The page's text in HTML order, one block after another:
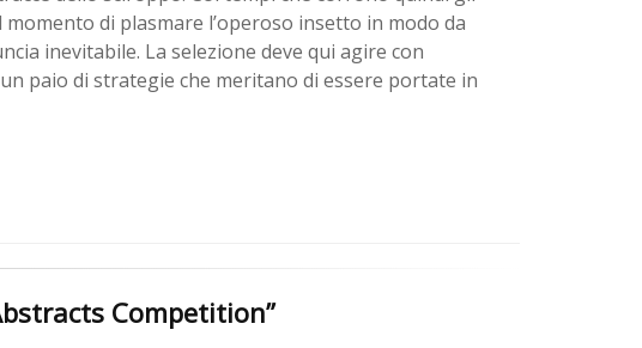
di plasmare l’operoso insetto in modo da
inevitabile. La selezione deve qui agire con
paio di strategie che meritano di essere portate in
Competition”